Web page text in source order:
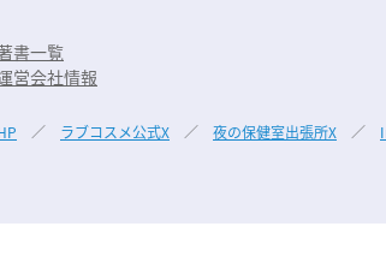
書一覧
営会社情報
／ ラブコスメ公式X ／ 夜の保健室出張所X ／